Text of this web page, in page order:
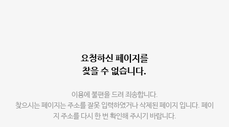
요청하신 페이지를
찾을 수 없습니다.
이용에 불편을 드려 죄송합니다.
찾으시는 페이지는 주소를 잘못 입력하였거나 삭제된 페이지 입니다. 페이
지 주소를 다시 한 번 확인해 주시기 바랍니다.